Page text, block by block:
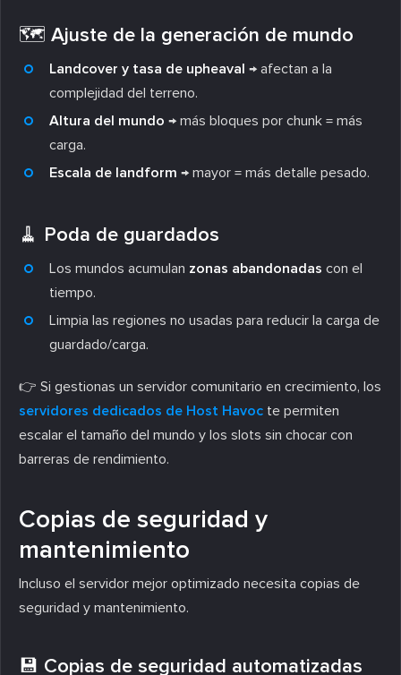
🗺️ Ajuste de la generación de mundo
Landcover y tasa de upheaval → afectan a la
complejidad del terreno.
Altura del mundo → más bloques por chunk = más
carga.
Escala de landform → mayor = más detalle pesado.
🧹 Poda de guardados
Los mundos acumulan zonas abandonadas con el
tiempo.
Limpia las regiones no usadas para reducir la carga de
guardado/carga.
👉 Si gestionas un servidor comunitario en crecimiento, los
servidores dedicados de Host Havoc te permiten
escalar el tamaño del mundo y los slots sin chocar con
barreras de rendimiento.
Copias de seguridad y
mantenimiento
Incluso el servidor mejor optimizado necesita copias de
seguridad y mantenimiento.
💾 Copias de seguridad automatizadas